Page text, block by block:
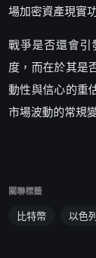
場加密資產現實
戰爭是否還會
度，而在於其是
動性與信心的重
市場波動的常規
關聯標籤
比特幣 以色